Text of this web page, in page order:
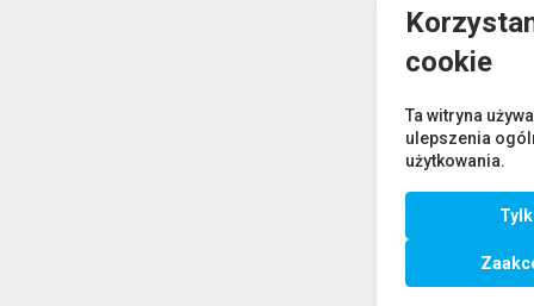
cookie
Ta witryna
ulepszenia
użytkowania.